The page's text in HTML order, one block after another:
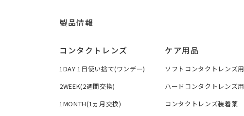
製品情報
コンタクトレンズ
1DAY 1日使い捨て(ワンデー)
2WEEK(2週間交換)
1MONTH(1ヵ月交換)
ケア用品
ソフトコンタクトレンズ用
ハードコンタクトレンズ用
コンタクトレンズ装着薬